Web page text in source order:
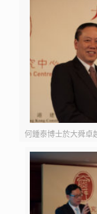
何鍾泰博士於大舜卓